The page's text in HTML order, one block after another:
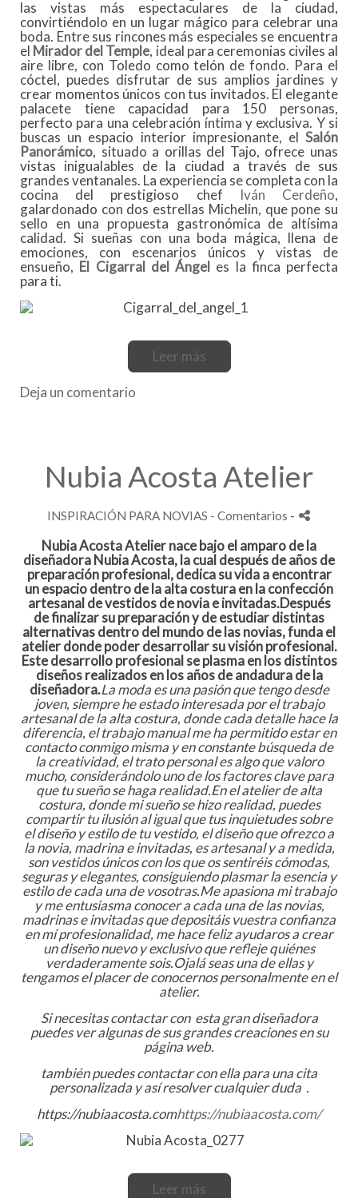
las vistas más espectaculares de la ciudad,
convirtiéndolo en un lugar mágico para celebrar una
boda. Entre sus rincones más especiales se encuentra
el Mirador del Temple, ideal para ceremonias civiles al
aire libre, con Toledo como telón de fondo. Para el
cóctel, puedes disfrutar de sus amplios jardines y
crear momentos únicos con tus invitados. El elegante
palacete tiene capacidad para 150 personas,
perfecto para una celebración íntima y exclusiva. Y si
buscas un espacio interior impresionante, el Salón
Panorámico, situado a orillas del Tajo, ofrece unas
vistas inigualables de la ciudad a través de sus
grandes ventanales. La experiencia se completa con la
cocina del prestigioso chef Iván Cerdeño,
galardonado con dos estrellas Michelin, que pone su
sello en una propuesta gastronómica de altísima
calidad. Si sueñas con una boda mágica, llena de
emociones, con escenarios únicos y vistas de
ensueño, El Cigarral del Ángel es la finca perfecta
para ti.
Leer más
Deja un comentario
Nubia Acosta Atelier
INSPIRACIÓN PARA NOVIAS - Comentarios -
Nubia Acosta Atelier nace bajo el amparo de la
diseñadora Nubia Acosta, la cual después de años de
preparación profesional, dedica su vida a encontrar
un espacio dentro de la alta costura en la confección
artesanal de vestidos de novia e invitadas.Después
de finalizar su preparación y de estudiar distintas
alternativas dentro del mundo de las novias, funda el
atelier donde poder desarrollar su visión profesional.
Este desarrollo profesional se plasma en los distintos
diseños realizados en los años de andadura de la
diseñadora.La moda es una pasión que tengo desde
joven, siempre he estado interesada por el trabajo
artesanal de la alta costura, donde cada detalle hace la
diferencia, el trabajo manual me ha permitido estar en
contacto conmigo misma y en constante búsqueda de
la creatividad, el trato personal es algo que valoro
mucho, considerándolo uno de los factores clave para
que tu sueño se haga realidad.En el atelier de alta
costura, donde mi sueño se hizo realidad, puedes
compartir tu ilusión al igual que tus inquietudes sobre
el diseño y estilo de tu vestido, el diseño que ofrezco a
la novia, madrina e invitadas, es artesanal y a medida,
son vestidos únicos con los que os sentiréis cómodas,
seguras y elegantes, consiguiendo plasmar la esencia y
estilo de cada una de vosotras.Me apasiona mi trabajo
y me entusiasma conocer a cada una de las novias,
madrinas e invitadas que depositáis vuestra confianza
en mí profesionalidad, me hace feliz ayudaros a crear
un diseño nuevo y exclusivo que refleje quiénes
verdaderamente sois.Ojalá seas una de ellas y
tengamos el placer de conocernos personalmente en el
atelier.
Si necesitas contactar con esta gran diseñadora
puedes ver algunas de sus grandes creaciones en su
página web.
también puedes contactar con ella para una cita
personalizada y así resolver cualquier duda .
https://nubiaacosta.comhttps://nubiaacosta.com/
Leer más